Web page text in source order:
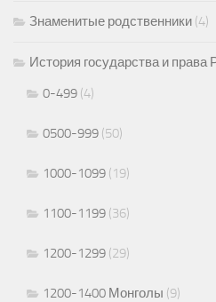
Знаменитые родственники (4)
История государства и права
0-499 (4)
0500-999 (50)
1000-1099 (19)
1100-1199 (36)
1200-1299 (29)
1200-1400 Монголы (9)